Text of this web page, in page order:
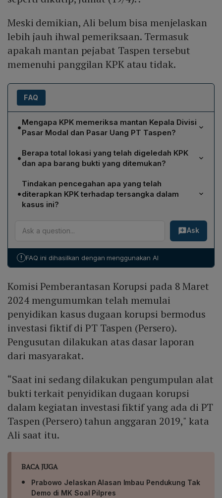
Meski demikian, Ali belum bisa menjelaskan
lebih jauh ihwal pemeriksaan. Termasuk
apakah mantan pejabat Taspen tersebut
memenuhi panggilan KPK atau tidak.
FAQ
•Mengapa KPK memeriksa mantan Kepala Divisi
Pasar Modal dan Pasar Uang PT Taspen?
KPK memeriksa mantan pejabat tersebut sebagai saksi
dalam penyidikan dugaan korupsi bermodus investasi
fiktif di PT Taspen (Persero) tahun anggaran 2019,
yang diambil atas dasar laporan warga masyarakat.
Penyidikan bertujuan mengumpulkan bukti terkait
kerugian negara yang diperkirakan mencapai ratusan
•Berapa total lokasi yang telah digeledah KPK
dan apa barang bukti yang ditemukan?
KPK telah menggeledah tujuh lokasi: lima pada 7 Maret
meliputi dua rumah di Cipinang Besar Selatan, satu
rumah di Menteng, satu rumah di Kebayoran Lama,
lainnya pada 19 April mencakup kantor swasta di Office
8 Building SCBD dan kantor PT Taspen di Jakarta
Pusat. Barang bukti yang diamankan meliputi dokumen,
catatan investasi, perangkat elektronik, serta uang
dalam pecahan mata uang asing.
•
Tindakan pencegahan apa yang telah
diterapkan KPK terhadap tersangka dalam
kasus ini?
KPK telah menetapkan sejumlah pihak sebagai
tersangka, namun rincian lengkap akan diumumkan saat
penahanan. Sementara itu, KPK menerapkan larangan
orang, yaitu satu penyelenggara negara dan satu pihak
hukum selesai.
Ask
! FAQ ini dihasilkan dengan menggunakan AI
Komisi Pemberantasan Korupsi pada 8 Maret
2024 mengumumkan telah memulai
penyidikan kasus dugaan korupsi bermodus
investasi fiktif di PT Taspen (Persero).
Pengusutan dilakukan atas dasar laporan
dari masyarakat.
“Saat ini sedang dilakukan pengumpulan alat
bukti terkait penyidikan dugaan korupsi
dalam kegiatan investasi fiktif yang ada di PT
Taspen (Persero) tahun anggaran 2019," kata
Ali saat itu.
BACA JUGA
Prabowo Jelaskan Alasan Imbau Pendukung Tak
Demo di MK Soal Pilpres